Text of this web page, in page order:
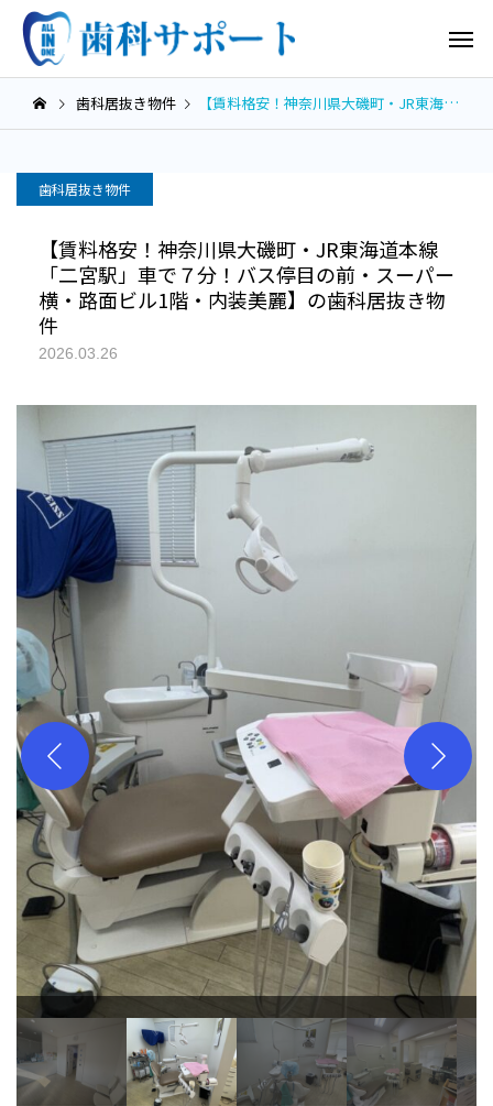
歯科居抜き物件 【賃料格安！神奈川県大磯町・JR東海道本線「二宮駅」車で７分！バス停目の前・スーパー横・路面ビル1階・内装美麗】の歯科居抜き物件
歯科居抜き物件
【賃料格安！神奈川県大磯町・JR東海道本線
「二宮駅」車で７分！バス停目の前・スーパー
横・路面ビル1階・内装美麗】の歯科居抜き物
件
2026.03.26